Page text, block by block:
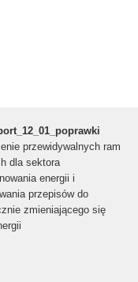
przewidywalnych ram
dla sektora
energii i
przepisów do
zmieniającego się